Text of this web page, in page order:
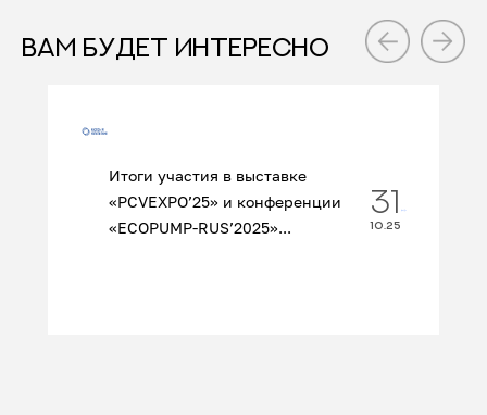
ВАМ БУДЕТ ИНТЕРЕСНО
Итоги участия в выставке
«PCVEXPO’25» и конференции
«ECOPUMP‑RUS’2025»...
31
10.25